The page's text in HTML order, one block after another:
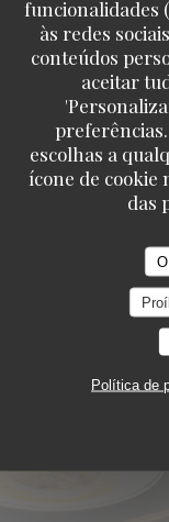
funcionalidades
às redes
conteúdos
aceitar
escolhas a
ícone de
das
Política de
Chessy((abre numa
numa nova
((abre numa